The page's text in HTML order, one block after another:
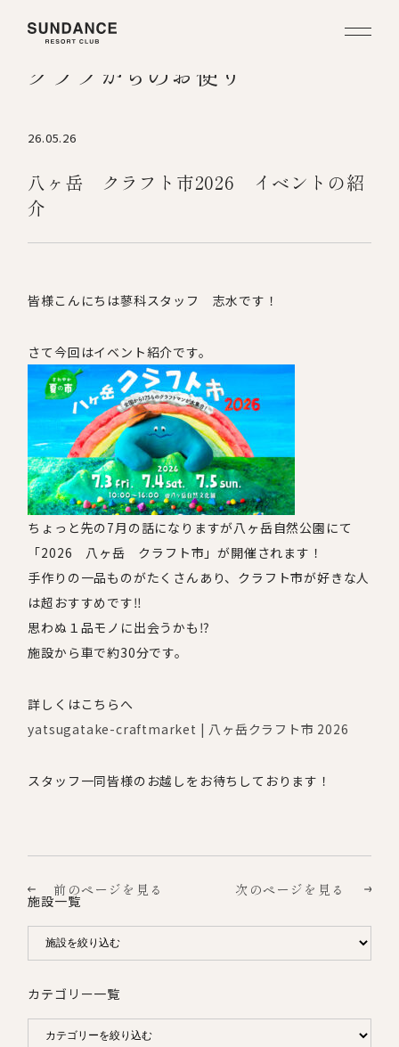
クラブからのお便り
施設一覧
カテゴリー一覧
26.05.26
八ヶ岳 クラフト市2026 イベントの紹
介
皆様こんにちは蓼科スタッフ 志水です！
さて今回はイベント紹介です。
ちょっと先の7月の話になりますが八ヶ岳自然公園にて
「2026 八ヶ岳 クラフト市」が開催されます！
手作りの一品ものがたくさんあり、クラフト市が好きな人
は超おすすめです‼
思わぬ１品モノに出会うかも⁉
施設から車で約30分です。
詳しくはこちらへ
yatsugatake-craftmarket | 八ヶ岳クラフト市 2026
スタッフ一同皆様のお越しをお待ちしております！
前のページを見る 次のページを見る